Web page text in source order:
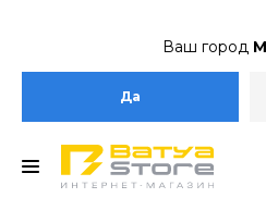
Ваш город
Да